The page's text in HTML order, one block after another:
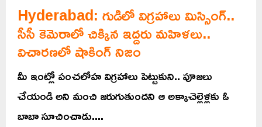
Hyderabad: గుడిలో విగ్రహాలు మిస్సింగ్..
సీసీ కెమెరాలో చిక్కిన ఇద్దరు మహిళలు..
విచారణలో షాకింగ్ నిజం
మీ ఇంట్లో పంచలోహ విగ్రహాలు పెట్టుకుని.. పూజలు
చేయండి అని మంచి జరుగుతుందని ఆ అక్కాచెల్లెళ్లకు ఓ
బాబా సూచించాడు....